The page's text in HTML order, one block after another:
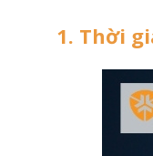
1. Thời